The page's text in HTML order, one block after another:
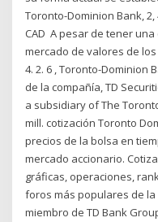
Toronto-Dominion Bank, 2,
CAD A pesar de tener
mercado de valores de los
4. 2. 6 , Toronto-Dominion
de la compañía, TD
a subsidiary of The
mill. cotización Toronto
precios de la bolsa en
mercado accionario.
gráficas, operaciones,
foros más populares de la
miembro de TD Bank